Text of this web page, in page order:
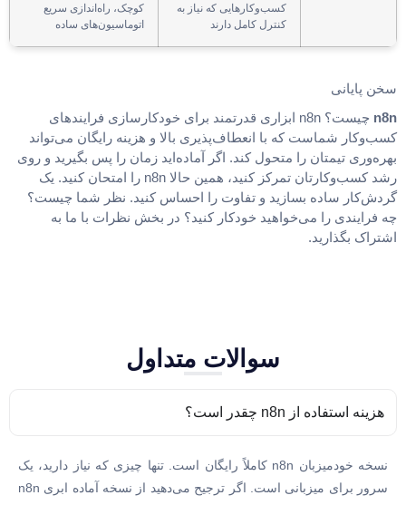
کسب‌وکارهایی که نیاز به
کنترل کامل دارند
کوچک، راه‌اندازی سریع
اتوماسیون‌های ساده
سخن پایانی
n8n
چیست؟ n8n ابزاری قدرتمند برای خودکارسازی فرایندهای
کسب‌وکار شماست که با انعطاف‌پذیری بالا و هزینه رایگان می‌تواند
بهره‌وری تیمتان را متحول کند. اگر آماده‌اید زمان را پس بگیرید و روی
رشد کسب‌وکارتان تمرکز کنید، همین حالا n8n را امتحان کنید. یک
گردش‌کار ساده بسازید و تفاوت را احساس کنید. نظر شما چیست؟
چه فرایندی را می‌خواهید خودکار کنید؟ در بخش نظرات با ما به
اشتراک بگذارید.
سوالات متداول
هزینه استفاده از n8n چقدر است؟
نسخه خودمیزبان n8n کاملاً رایگان است. تنها چیزی که نیاز دارید، یک
سرور برای میزبانی است. اگر ترجیح می‌دهید از نسخه آماده ابری n8n